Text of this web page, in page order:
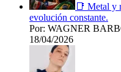
📑 Metal y
evolución constante.
Por: WAGNER
18/04/2026